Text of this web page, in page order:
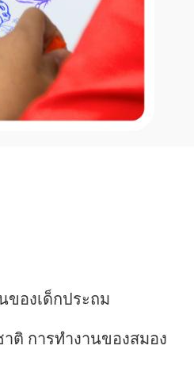
ของเด็กประถม
ติ การทำงานของสมอง